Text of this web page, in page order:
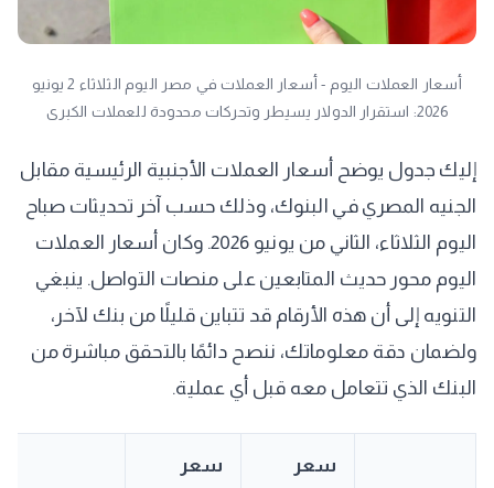
أسعار العملات اليوم - أسعار العملات في مصر اليوم الثلاثاء 2 يونيو
2026: استقرار الدولار يسيطر وتحركات محدودة للعملات الكبرى
إليك جدول يوضح أسعار العملات الأجنبية الرئيسية مقابل
الجنيه المصري في البنوك، وذلك حسب آخر تحديثات صباح
اليوم الثلاثاء، الثاني من يونيو 2026. وكان أسعار العملات
اليوم محور حديث المتابعين على منصات التواصل. ينبغي
التنويه إلى أن هذه الأرقام قد تتباين قليلًا من بنك لآخر،
ولضمان دقة معلوماتك، ننصح دائمًا بالتحقق مباشرة من
البنك الذي تتعامل معه قبل أي عملية.
سعر
سعر